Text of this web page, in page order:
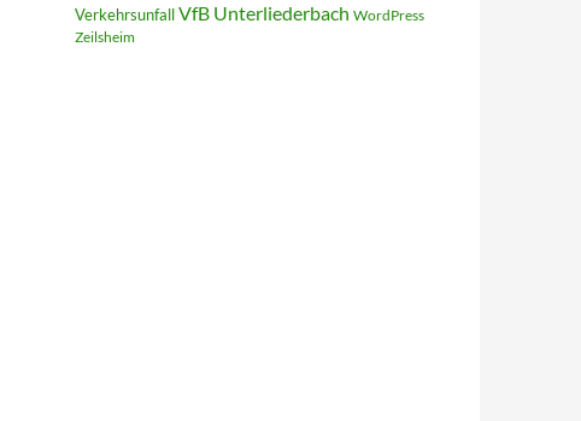
VerkehrsunfallVfB Unterliederbach WordPress
Zeilsheim